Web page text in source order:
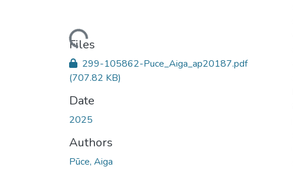
Loading...
Files
299-105862-Puce_Aiga_ap20187.pdf
(707.82 KB)
Date
2025
Authors
Pūce, Aiga